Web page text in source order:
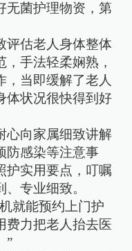
无菌护理物资，第
评估老人身体整体
手法轻柔娴熟，
，当即缓解了老人
体状况很快得到好
心向家属细致讲解
防感染等注意事
护实用要点，叮嘱
专业细致。
就能预约上门护
费力把老人抬去医
”